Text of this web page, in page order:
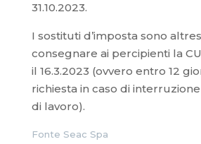
31.10.2023.
I sostituti d’imposta sono
consegnare ai percipienti la
il 16.3.2023 (ovvero entro 12
richiesta in caso di
di lavoro).
Fonte Seac Spa